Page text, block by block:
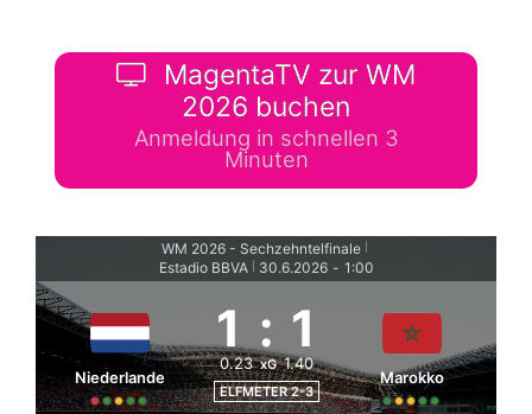
MagentaTV zur WM
2026 buchen
Anmeldung in schnellen 3
Minuten
WM 2026 - Sechzehntelfinale
Estadio BBVA 30.6.2026 - 1:00
Niederlande
1 : 1
0.23 xG 1.40
ELFMETER 2-3
Marokko